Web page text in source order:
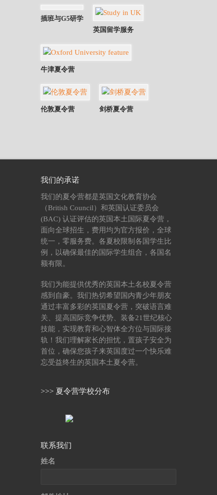
插班与G5研学
英国留学服务
牛津夏令营
伦敦夏令营 剑桥夏令营
我们的承诺
我们的夏令营都是英国文化教育协会
（British Council）和英国认证委员会
(BAC) 认证评估的英国本土国际夏令营，
面向全球招生，费用均为官方报价，全球
统一，零服务费。各夏校限制各国学生比
例，以确保最佳的国际学生组合，各国名
额有限。
我们为能提供优秀的英国本土名校夏令营
感到自豪。我们热切希望国内青少年朋友
通过丰富多彩的英国夏令营，突破语言难
关、提高国际竞争优势、装备21世纪核心
技能，实现教育和心智体全方位与国际接
轨！我们理解家长的担忧，置孩子安全为
首位，确保您孩子来英国度过一个快乐难
忘受益终生的英国本土夏令营。
>>> 夏令营学校分布
联系我们
姓名